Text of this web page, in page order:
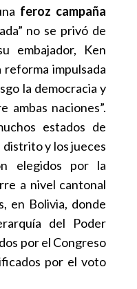
feroz campaña
no se privó de
embajador, Ken
reforma impulsada
la democracia y
ambas naciones”.
estados de
distrito y los jueces
elegidos por la
a nivel cantonal
en Bolivia, donde
del Poder
por el Congreso
por el voto